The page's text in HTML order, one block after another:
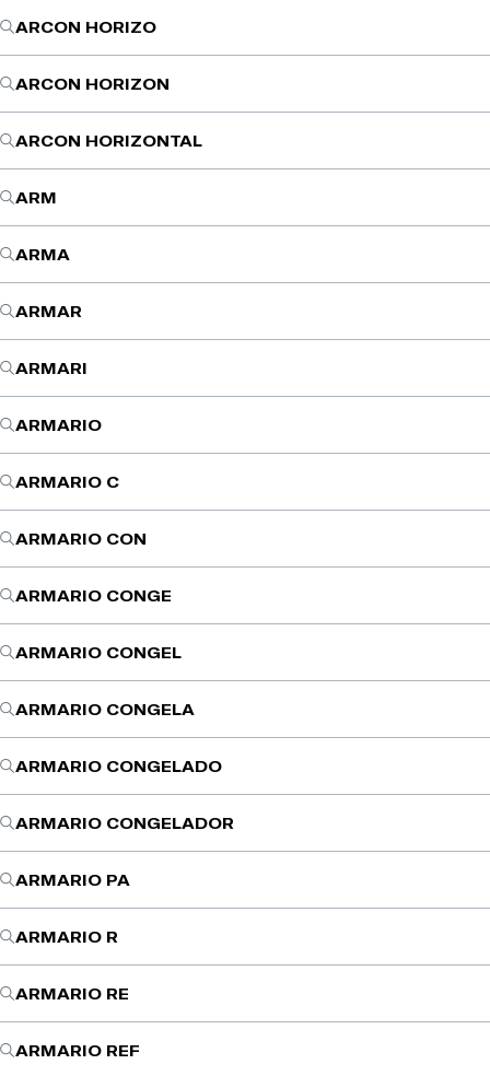
ARCON HORIZO
ARCON HORIZON
ARCON HORIZONTAL
ARM
ARMA
ARMAR
ARMARI
ARMARIO
ARMARIO C
ARMARIO CON
ARMARIO CONGE
ARMARIO CONGEL
ARMARIO CONGELA
ARMARIO CONGELADO
ARMARIO CONGELADOR
ARMARIO PA
ARMARIO R
ARMARIO RE
ARMARIO REF